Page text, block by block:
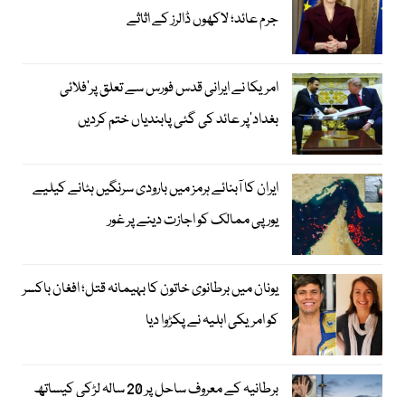
جرم عائد؛ لاکھوں ڈالرز کے اثاثے
امریکا نے ایرانی قدس فورس سے تعلق پر’فلائی
بغداد‘پر عائد کی گئی پابندیاں ختم کردیں
ایران کا آبنائے ہرمز میں بارودی سرنگیں ہٹانے کیلیے
یورپی ممالک کو اجازت دینے پر غور
یونان میں برطانوی خاتون کا بہیمانہ قتل؛ افغان باکسر
کو امریکی اہلیہ نے پکڑوا دیا
برطانیہ کے معروف ساحل پر 20 سالہ لڑکی کیساتھ